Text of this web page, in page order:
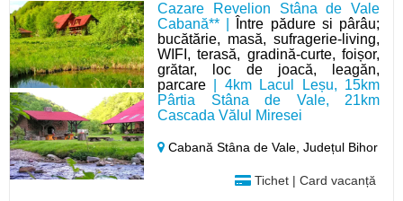
Cazare Revelion Stâna de Vale
Cabană** |
Între pădure si pârâu;
bucătărie, masă, sufragerie-living,
WIFI, terasă, gradină-curte, foișor,
grătar, loc de joacă, leagăn,
parcare | 4km Lacul Leșu, 15km
Pârtia Stâna de Vale, 21km
Cascada Vălul Miresei
Cabană Stâna de Vale,Județul Bihor
Tichet | Card vacanță